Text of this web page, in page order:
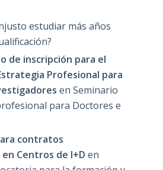
estudiar más años
de inscripción para el
Profesional para
en Seminario
para Doctores e
contratos
Centros de I+D en